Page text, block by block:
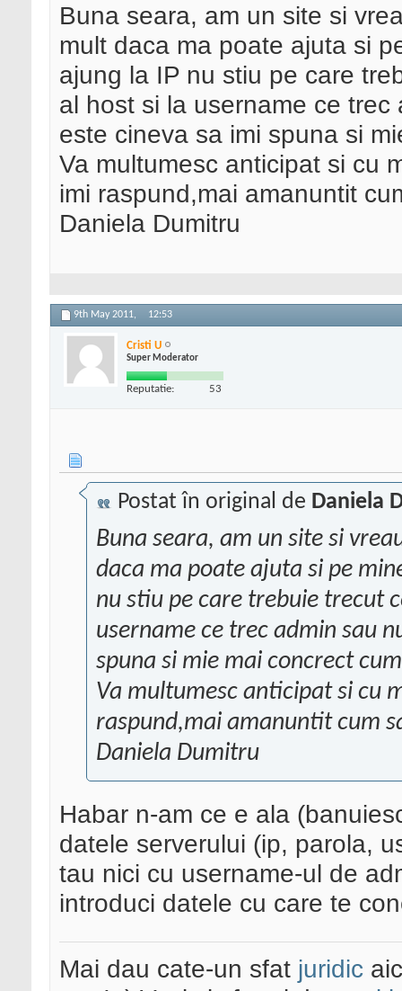
Buna seara, am un site si
mult daca ma poate ajuta si
ajung la IP nu stiu pe care
al host si la username ce
este cineva sa imi spuna si
Va multumesc anticipat si cu
imi raspund,mai amanuntit
Daniela Dumitru
9th May 2011, 12:53
Cristi U
Super Moderator
Reputatie: 53
Postat în original de Daniela
Buna seara, am un site si
daca ma poate ajuta si pe
nu stiu pe care trebuie trecut
username ce trec admin sau
spuna si mie mai concrect
Va multumesc anticipat si cu
raspund,mai amanuntit cum
Daniela Dumitru
Habar n-am ce e ala
datele serverului (ip, parola,
tau nici cu username-ul de
introduci datele cu care te
Mai dau cate-un sfat juridic